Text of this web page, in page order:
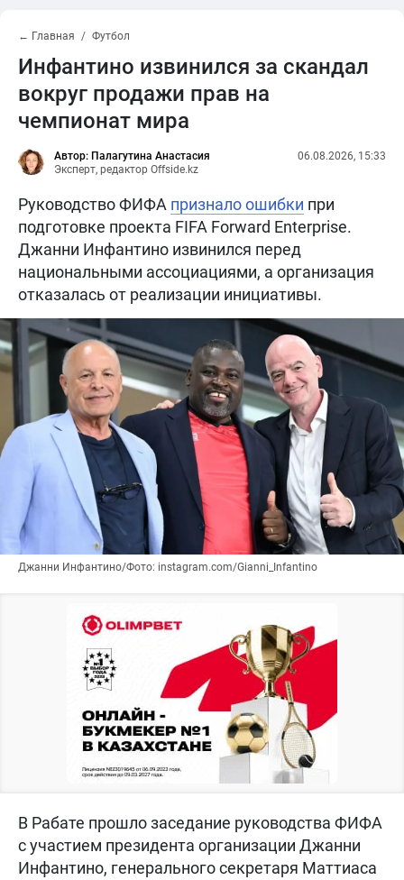
← Главная Футбол
Инфантино извинился за скандал
вокруг продажи прав на
чемпионат мира
Автор: Палагутина Анастасия
Эксперт, редактор Offside.kz
06.08.2026, 15:33
Руководство ФИФА признало ошибки при
подготовке проекта FIFA Forward Enterprise.
Джанни Инфантино извинился перед
национальными ассоциациями, а организация
отказалась от реализации инициативы.
Джанни Инфантино/Фото: instagram.com/Gianni_Infantino
В Рабате прошло заседание руководства ФИФА
с участием президента организации Джанни
Инфантино, генерального секретаря Маттиаса